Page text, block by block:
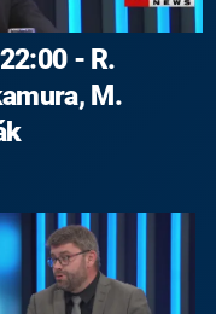
- R.
M.